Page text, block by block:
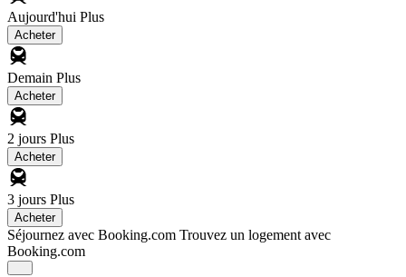
Aujourd'hui Plus
Acheter
Demain Plus
Acheter
2 jours Plus
Acheter
3 jours Plus
Acheter
Séjournez avec Booking.com Trouvez un logement avec
Booking.com